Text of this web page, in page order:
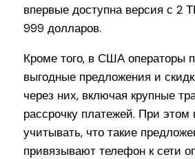
впервые доступна версия с 2
999 долларов.
Кроме того, в США операторы
выгодные предложения и
через них, включая крупные
рассрочку платежей. При этом
учитывать, что такие
привязывают телефон к сети